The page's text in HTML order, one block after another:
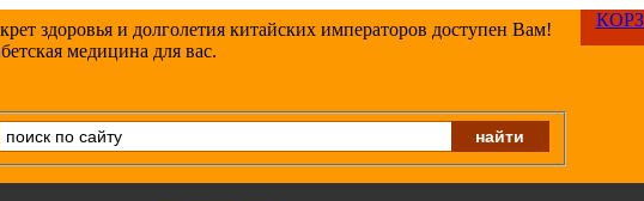
здоровья и долголетия китайских императоров доступен Вам!
медицина для вас.